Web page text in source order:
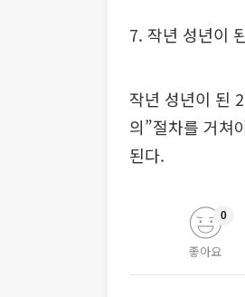
7. 작년 성년이
작년 성년이 된
의”절차를 거쳐
된다.
좋아요
0